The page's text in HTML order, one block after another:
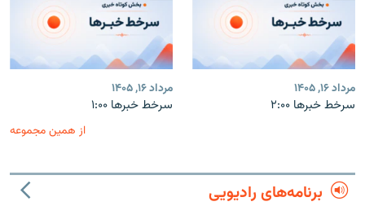
مرداد ۱۶, ۱۴۰۵
سرخط خبرها ۲:۰۰
مرداد ۱۶, ۱۴۰۵
سرخط خبرها ۱:۰۰
از همین مجموعه
برنامه‌های رادیویی